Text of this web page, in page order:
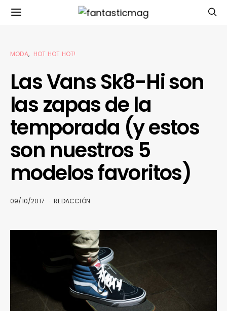
MODA HOT HOT HOT!
Las Vans Sk8-Hi son
las zapas de la
temporada (y estos
son nuestros 5
modelos favoritos)
09/10/2017 REDACCIÓN